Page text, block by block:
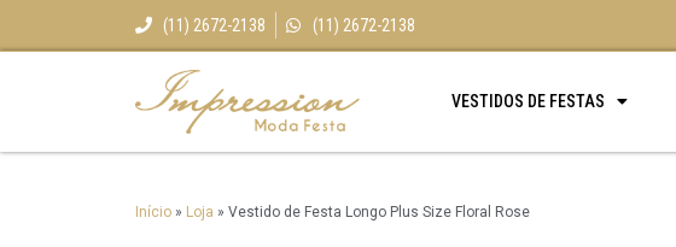
(11) 2672-2138 (11) 2672-2138
VESTIDOS DE FESTAS
Início » Loja » Vestido de Festa Longo Plus Size Floral Rose